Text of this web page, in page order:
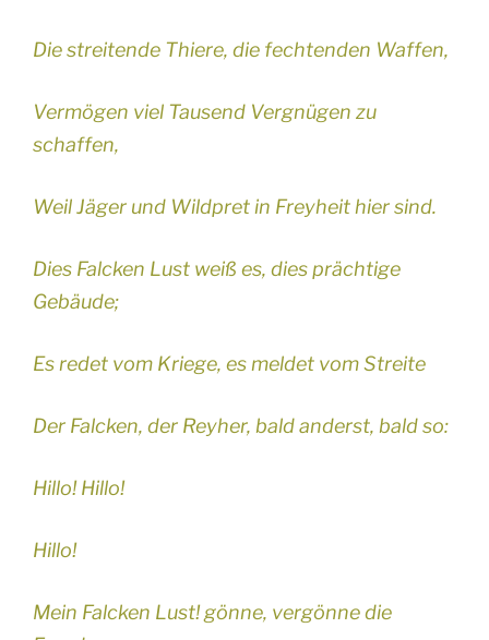
Die streitende Thiere, die fechtenden Waffen,
Vermögen viel Tausend Vergnügen zu
schaffen,
Weil Jäger und Wildpret in Freyheit hier sind.
Dies Falcken Lust weiß es, dies prächtige
Gebäude;
Es redet vom Kriege, es meldet vom Streite
Der Falcken, der Reyher, bald anderst, bald so:
Hillo! Hillo!
Hillo!
Mein Falcken Lust! gönne, vergönne die